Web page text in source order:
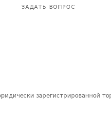
ЗАДАТЬ ВОПРОС
зарегистрированной